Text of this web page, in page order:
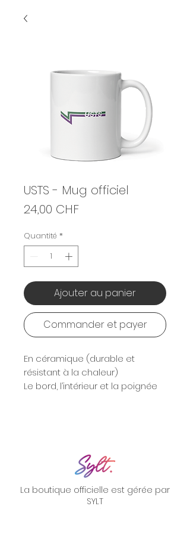
USTS - Mug officiel
24,00 CHFPrix
Quantité *
Ajouter au panier
Commander et payer
En céramique (durable et
résistant à la chaleur)
Le bord, l’intérieur et la poignée
La boutique officielle est gérée par
SYLT